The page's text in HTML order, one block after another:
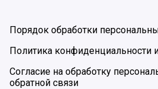
Порядок обработки
Политика
Согласие на обработку
обратной связи